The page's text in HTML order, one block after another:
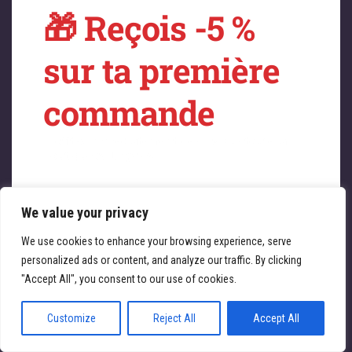
We value your privacy
We use cookies to enhance your browsing experience, serve
personalized ads or content, and analyze our traffic. By clicking
"Accept All", you consent to our use of cookies.
Customize Reject All Accept All
sur quelque chose
de fantastique –
revenez bientôt !
🎁 Reçois -5 %
sur ta première
commande
Saisissez votre adresse e-mail
JE REÇOIS MA RÉDUCTION